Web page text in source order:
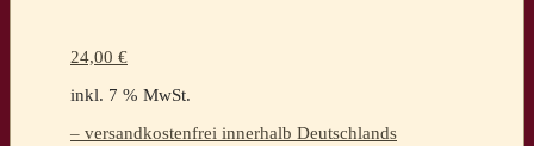
24,00 €
inkl. 7 % MwSt.
– versandkostenfrei innerhalb Deutschlands